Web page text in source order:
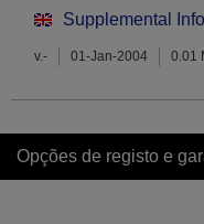
Supplemental
v.- 01-Jan-2004 0.01
Opções de registo e